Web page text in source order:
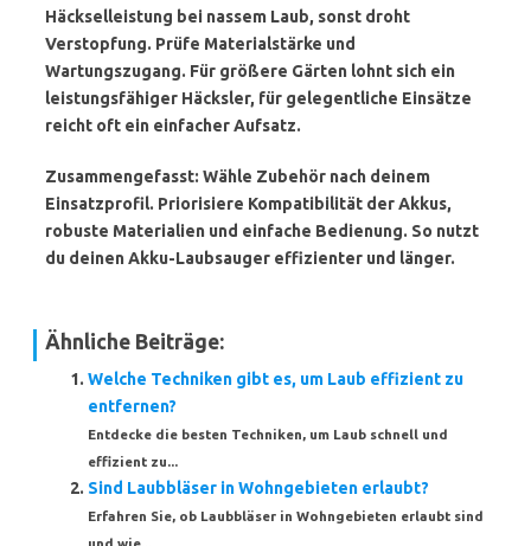
Häckselleistung bei nassem Laub, sonst droht
Verstopfung. Prüfe Materialstärke und
Wartungszugang. Für größere Gärten lohnt sich ein
leistungsfähiger Häcksler, für gelegentliche Einsätze
reicht oft ein einfacher Aufsatz.
Zusammengefasst: Wähle Zubehör nach deinem
Einsatzprofil. Priorisiere Kompatibilität der Akkus,
robuste Materialien und einfache Bedienung. So nutzt
du deinen Akku-Laubsauger effizienter und länger.
Ähnliche Beiträge:
Welche Techniken gibt es, um Laub effizient zu
entfernen?
Entdecke die besten Techniken, um Laub schnell und
effizient zu...
Sind Laubbläser in Wohngebieten erlaubt?
Erfahren Sie, ob Laubbläser in Wohngebieten erlaubt sind